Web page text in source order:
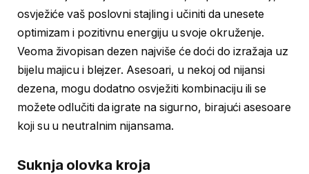
osvježiće vaš poslovni stajling i učiniti da unesete
optimizam i pozitivnu energiju u svoje okruženje.
Veoma živopisan dezen najviše će doći do izražaja uz
bijelu majicu i blejzer. Asesoari, u nekoj od nijansi
dezena, mogu dodatno osvježiti kombinaciju ili se
možete odlučiti da igrate na sigurno, birajući asesoare
koji su u neutralnim nijansama.
Suknja olovka kroja